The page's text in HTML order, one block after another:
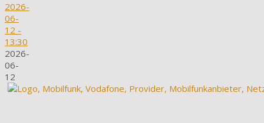
2026-
06-
12 -
13:30
2026-
06-
12